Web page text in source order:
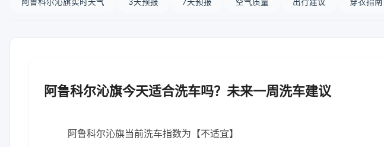
阿鲁科尔沁旗今天适合洗车吗？未来一周洗车建议
阿鲁科尔沁旗当前洗车指数为【不适宜】